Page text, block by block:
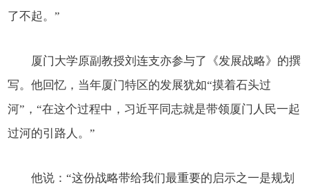
了不起。”
厦门大学原副教授刘连支亦参与了《发展战略》的撰
写。他回忆，当年厦门特区的发展犹如“摸着石头过
河”，“在这个过程中，习近平同志就是带领厦门人民一起
过河的引路人。”
他说：“这份战略带给我们最重要的启示之一是规划